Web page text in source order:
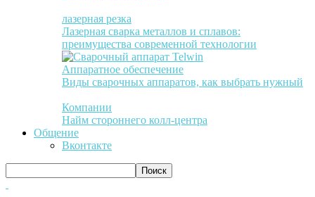
лазерная резка
Лазерная сварка металлов и сплавов:
преимущества современной технологии
Аппаратное обеспечение
Виды сварочных аппаратов, как выбрать нужный
Компании
Найм стороннего колл-центра
Общение
Вконтакте